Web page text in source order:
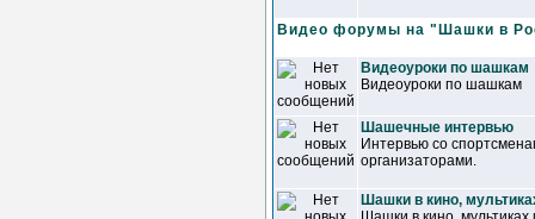
Видео форумы на "Шашки в
Видеоуроки по шашкам
Видеоуроки по шашкам
Шашечные интервью
Интервью со
организаторами.
Шашки в кино,